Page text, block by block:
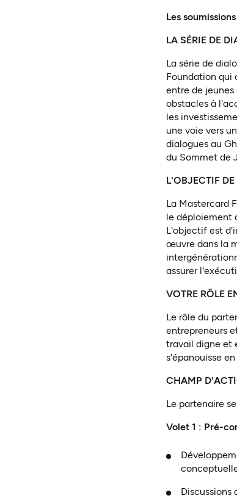
Les
LA SÉRIE DE
La série de
Foundation qui
entre de
obstacles à
les
une voie vers
dialogues au
du Sommet de
L'OBJECTIF
La Mastercard
le déploiement
L'objectif est
œuvre dans la
assurer
VOTRE RÔLE
Le rôle du
entrepreneurs
travail digne et
s'épanouisse
CHAMP
Le partenaire
Volet 1 : Pré-
Discussions